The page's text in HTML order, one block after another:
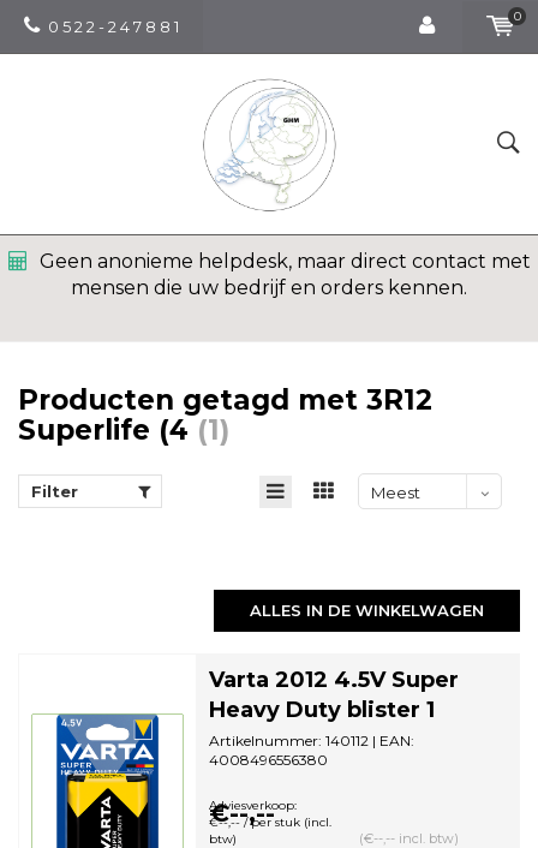
0 5 2 2 - 2 4 7 8 8 1
0
Geen anonieme helpdesk, maar direct contact met
mensen die uw bedrijf en orders kennen.
Producten getagd met 3R12
Superlife (4 (1)
Filter
Meest
ALLES IN DE WINKELWAGEN
Varta 2012 4.5V Super
Heavy Duty blister 1
Artikelnummer: 140112 | EAN:
4008496556380
bestelhoeveelheid: 1
€--,--
Adviesverkoop:
€--,-- / per stuk (incl.
btw)
(€--,-- incl. btw)